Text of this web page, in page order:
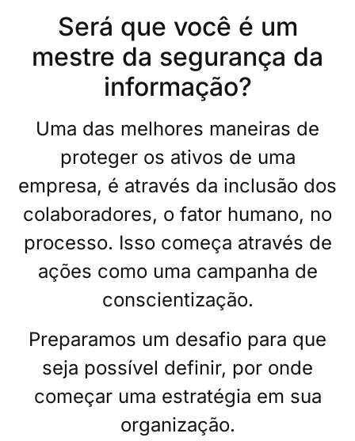
Será que você é um
mestre da segurança da
informação?
Uma das melhores maneiras de
proteger os ativos de uma
empresa, é através da inclusão dos
colaboradores, o fator humano, no
processo. Isso começa através de
ações como uma campanha de
conscientização.
Preparamos um desafio para que
seja possível definir, por onde
começar uma estratégia em sua
organização.